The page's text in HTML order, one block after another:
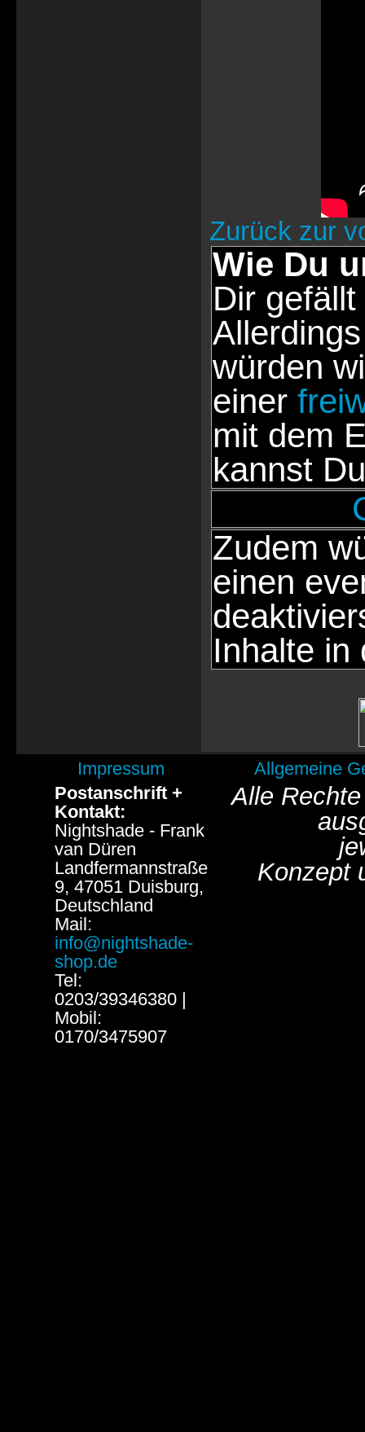
Zurück zur
Wie Du
Dir
würden
einer
mit dem
kannst
Zudem
einen
Inhalte in
Impressum
Allgemeine
Postanschrift +
Kontakt:
Nightshade - Frank
van Düren
Landfermannstraße
9, 47051 Duisburg,
Deutschland
Mail:
info@nightshade-
shop.de
Tel:
0203/39346380 |
Mobil:
0170/3475907
Alle
Konzept